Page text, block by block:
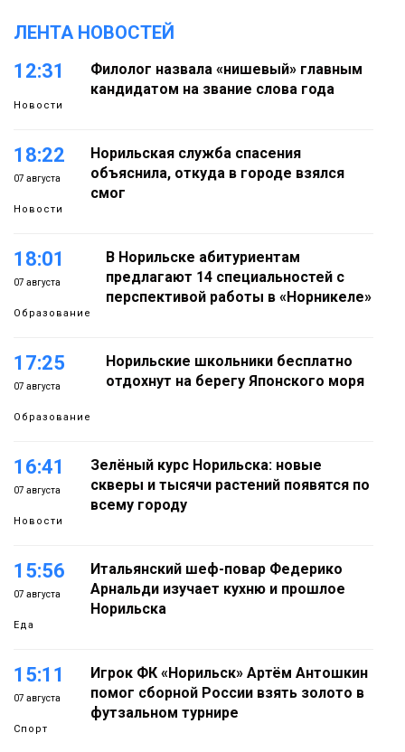
ЛЕНТА НОВОСТЕЙ
12:31
Новости
Филолог назвала «нишевый» главным
кандидатом на звание слова года
18:22
07 августа
Новости
Норильская служба спасения
объяснила, откуда в городе взялся
смог
18:01
07 августа
Образование
В Норильске абитуриентам
предлагают 14 специальностей с
перспективой работы в «Норникеле»
17:25
07 августа
Образование
Норильские школьники бесплатно
отдохнут на берегу Японского моря
16:41
07 августа
Новости
Зелёный курс Норильска: новые
скверы и тысячи растений появятся по
всему городу
15:56
07 августа
Еда
Итальянский шеф-повар Федерико
Арнальди изучает кухню и прошлое
Норильска
15:11
07 августа
Спорт
Игрок ФК «Норильск» Артём Антошкин
помог сборной России взять золото в
футзальном турнире